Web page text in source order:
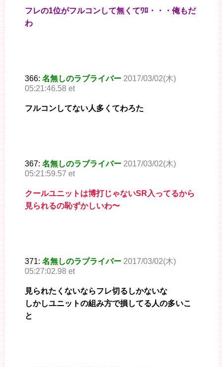
フレの1位がフルコンして無くてﾜﾛ・・・俺もだ
わ
366: 名無しのラブライバー 2017/03/02(木)
05:21:46.58 et
フルコンしてない人多くてわろた
367: 名無しのラブライバー 2017/03/02(木)
05:21:59.57 et
クールユニットは博打じゃないSR入ってるから
見られるの恥ずかしいわ〜
371: 名無しのラブライバー 2017/03/02(木)
05:27:02.98 et
見られたくないならフレ切るしかないな
しかしユニットの組み方で損してる人の多いこ
と